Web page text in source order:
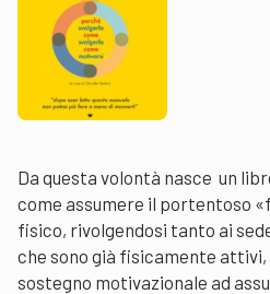
Da questa volontà nasce un
come assumere il portentoso
fisico, rivolgendosi tanto ai
che sono già fisicamente
sostegno motivazionale ad